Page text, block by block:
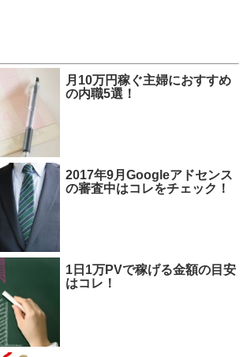
月10万円稼ぐ主婦におすすめ
の内職5選！
2017年9月Googleアドセンス
の審査中はコレをチェック！
1日1万PVで稼げる金額の目安
はコレ！